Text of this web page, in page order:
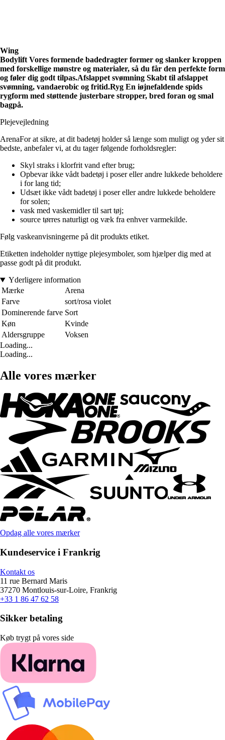
Wing
Bodylift Vores formende badedragter former og slanker kroppen
med forskellige mønstre og materialer, så du får den perfekte form
og føler dig godt tilpas.Afslappet svømning Skabt til afslappet
svømning, vandaerobic og fritid.Ryg En iøjnefaldende spids
rygform med støttende justerbare stropper, bred foran og smal
bagpå.
Plejevejledning
ArenaFor at sikre, at dit badetøj holder så længe som muligt og yder sit
bedste, anbefaler vi, at du tager følgende forholdsregler:
Skyl straks i klorfrit vand efter brug;
Opbevar ikke vådt badetøj i poser eller andre lukkede beholdere
i for lang tid;
Udsæt ikke vådt badetøj i poser eller andre lukkede beholdere
for solen;
vask med vaskemidler til sart tøj;
source tørres naturligt og væk fra enhver varmekilde.
Følg vaskeanvisningerne på dit produkts etiket.
Etiketten indeholder nyttige plejesymboler, som hjælper dig med at
passe godt på dit produkt.
Yderligere information
Mærke
Arena
Farve
sort/rosa violet
Dominerende farve Sort
Køn
Kvinde
Aldersgruppe
Voksen
Loading...
Loading...
Alle vores mærker
Opdag alle vores mærker
Kundeservice i Frankrig
Kontakt os
11 rue Bernard Maris
37270 Montlouis-sur-Loire, Frankrig
+33 1 86 47 62 58
Sikker betaling
Køb trygt på vores side